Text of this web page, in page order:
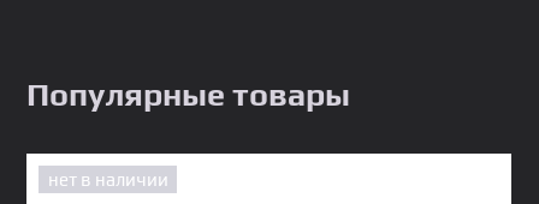
Популярные товары
нет в наличии